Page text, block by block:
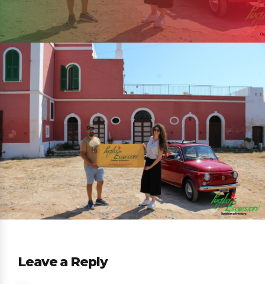
Leave a Reply